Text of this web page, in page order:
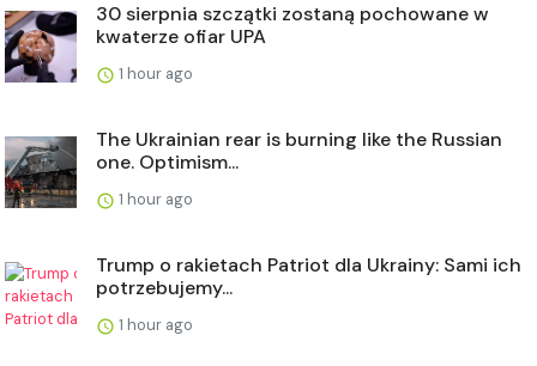
30 sierpnia szczątki zostaną pochowane w
kwaterze ofiar UPA
1 hour ago
The Ukrainian rear is burning like the Russian
one. Optimism...
1 hour ago
Trump o rakietach Patriot dla Ukrainy: Sami ich
potrzebujemy...
1 hour ago